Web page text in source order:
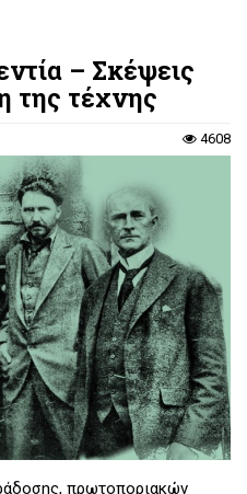
– Σκέψεις
της τέχνης
4608
πρωτοποριακών